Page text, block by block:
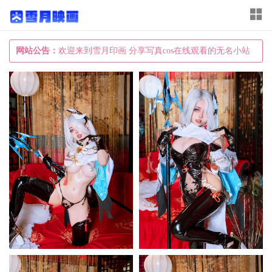
网站公告： 欢迎来到雪月印画 分享写真cos在线观看的无名小站
T
o
g
g
l
e
n
a
v
i
g
a
t
i